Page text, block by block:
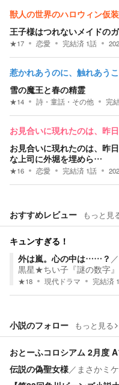
獣人の世界のハロウィン仮
王子様はつれないメイドの
★17 恋愛 完結済 1話
惹かれあうのに、触れあう
雪の魔王と春の精霊
★14 詩・童話・その他 完
お見合いに現れたのは、昨
お見合いに現れたのは、昨
な上司に外堀を埋めら…
★16 恋愛 完結済 1話
おすすめレビュー もっと見
キュンすぎる！
外は嵐。心の中は……？ ／
黒星★ちい子『謎の数字
★18 現代ドラマ 完結済 1
小説のフォロー もっと見る
おとーふコロシアム 2月度
伝説の偽聖女様／ まさかミ